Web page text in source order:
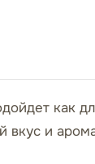
как
и